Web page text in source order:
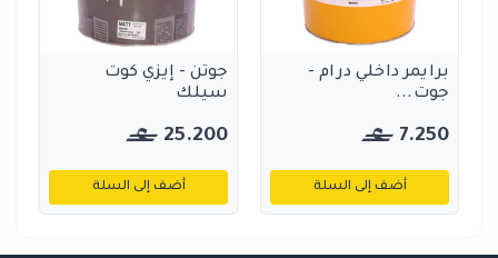
برايمر داخلي درام -
جوت...
7.250
أضف إلى السلة
جوتن - إيزي كوت
سيلك
25.200
أضف إلى السلة